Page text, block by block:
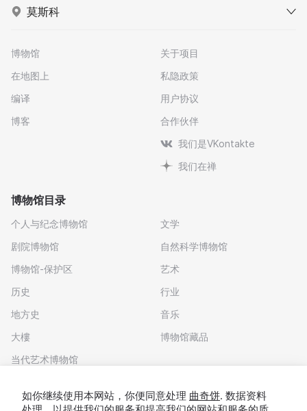
莫斯科
博物馆
在地图上
编译
博客
关于项目
私隐政策
用户协议
合作伙伴
我们是VKontakte
我们在禅
博物馆目录
个人与纪念博物馆
剧院博物馆
博物馆-保护区
历史
地方史
大樓
当代艺术博物馆
文学
自然科学博物馆
艺术
行业
音乐
博物馆藏品
如你继续使用本网站，你便同意处理 曲奇饼. 数据资料